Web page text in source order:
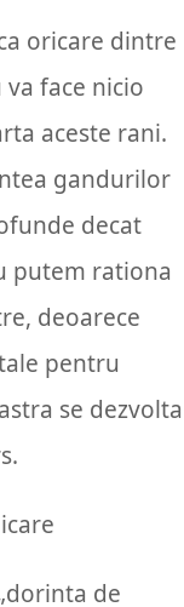
oricare dintre
face nicio
aceste rani.
gandurilor
decat
putem rationa
deoarece
pentru
se dezvolta
de